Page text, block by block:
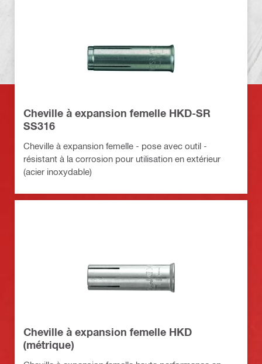
Cheville à expansion femelle HKD-SR
SS316
Cheville à expansion femelle - pose avec outil -
résistant à la corrosion pour utilisation en extérieur
(acier inoxydable)
Cheville à expansion femelle HKD
(métrique)